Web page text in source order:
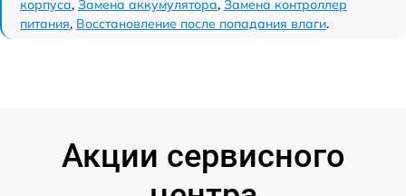
корпуса, Замена аккумулятора, Замена контроллер
питания, Восстановление после попадания влаги.
Акции сервисного